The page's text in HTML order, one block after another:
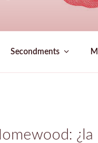
Secondments
¿la